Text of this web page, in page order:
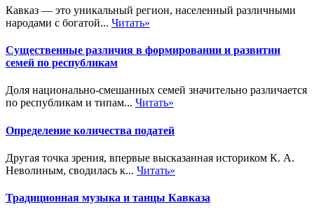
Кавказ — это уникальный регион, населенный различными
народами с богатой... Читать»
Существенные различия в формировании и развитии
семей по республикам
Доля национально-смешанных семей значительно различается
по республикам и типам... Читать»
Определение количества податей
Другая точка зрения, впервые высказанная историком К. А.
Неволиным, сводилась к... Читать»
Традиционная музыка и танцы Кавказа